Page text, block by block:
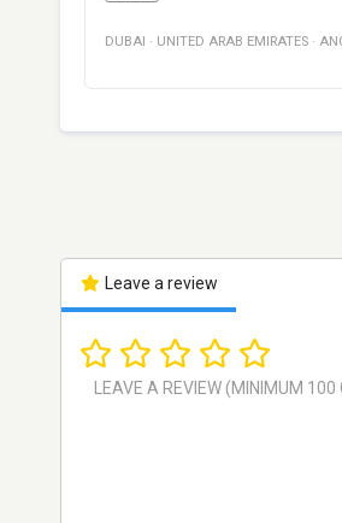
DUBAI · UNITED ARAB EMIRATES ·
Leave a review